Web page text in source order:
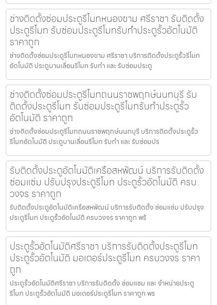
ช่างติดตั้งซ่อมประตูรีโมทหนองขาม ศรีราชา รับติดตั้ง
ประตูรีโมท รับซ่อมประตูรีโมทรับทำประตูรั้วอัตโนมัติ
ราคาถูก
ช่างติดตั้งซ่อมประตูรีโมทหนองขาม ศรีราชา บริการติดตั้งประตูรั้วรีโมท
อัตโนมัติ ประตูบานเลื่อนรีโมท รับทำ และ รับซ่อมประตู
ช่างติดตั้งซ่อมประตูรีโมทถนนราชพฤกษ์นนทบุรี รับ
ติดตั้งประตูรีโมท รับซ่อมประตูรีโมทรับทำประตูรั้ว
อัตโนมัติ ราคาถูก
ช่างติดตั้งซ่อมประตูรีโมทถนนราชพฤกษ์นนทบุรี บริการติดตั้งประตูรั้ว
รีโมทอัตโนมัติ ประตูบานเลื่อนรีโมท รับทำ และ รับซ่อมปร
รับติดตั้งประตูอัตโนมัติเครือสหพัฒน์ บริการรับติดตั้ง
ซ่อมแซ่ม ปรับปรุงประตูรีโมท ประตูรั้วอัตโนมัติ ครบ
วงจร ราคาถูก
รับติดตั้งประตูอัตโนมัติเครือสหพัฒน์ บริการรับติดตั้ง ซ่อมแซ่ม ปรับปรุง
ประตูรีโมท ประตูรั้วอัตโนมัติ ครบวงจร ราคาถูก พร้
ประตูรั้วอัตโนมัติศรีราชา บริการรับติดตั้งประตูรีโมท
ประตูรั้วอัตโนมัติ มอเตอร์ประตูรีโมท ครบวงจร ราคา
ถูก
ประตูรั้วอัตโนมัติศรีราชา บริการรับติดตั้ง ซ่อมแซม และ จำหน่ายประตู
รีโมท ประตูรั้วอัตโนมัติ มอเตอร์ประตูรีโมท ราคาถูก พร